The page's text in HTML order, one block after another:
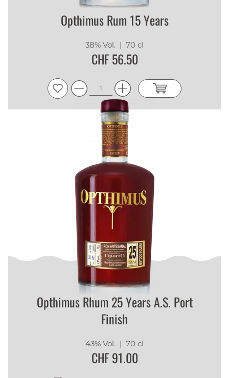
Opthimus Rum 15 Years
38% Vol. | 70 cl
CHF 56.50
Opthimus Rhum 25 Years A.S. Port
Finish
43% Vol. | 70 cl
CHF 91.00